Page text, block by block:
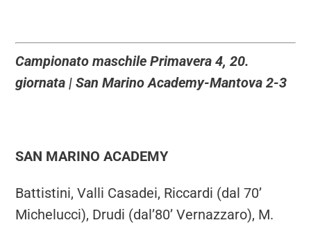
Campionato maschile Primavera 4, 20.
giornata | San Marino Academy-Mantova 2-3
SAN MARINO ACADEMY
Battistini, Valli Casadei, Riccardi (dal 70’
Michelucci), Drudi (dal’80’ Vernazzaro), M.